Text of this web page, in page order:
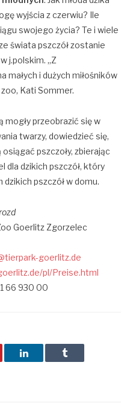
wyjścia z czerwiu? Ile
swojego życia? Te i wiele
świata pszczół zostanie
j.polskim. „Z
małych i dużych miłośników
Kati Sommer.
mogły przeobrazić się w
twarzy, dowiedzieć się,
pszczoły, zbierając
dla dzikich pszczół, który
pszczół w domu.
Goerlitz Zgorzelec
goerlitz.de
pl/Preise.html
66 930 00
LinkedInTumblr